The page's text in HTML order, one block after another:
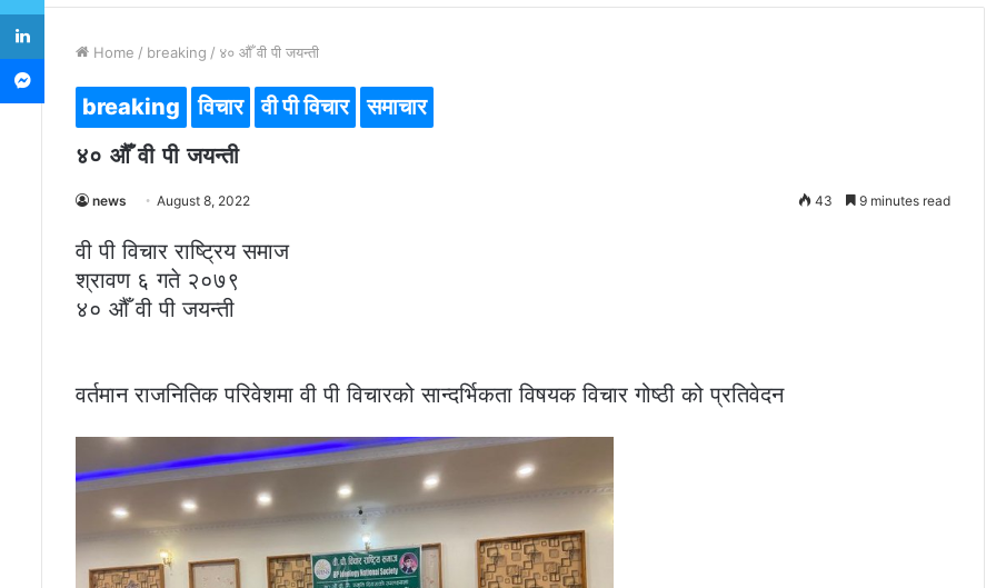
Home / breaking / ४० औँ वी पी जयन्ती
breaking विचार वी पी विचार समाचार
४० औँ वी पी जयन्ती
news August 8, 2022 43 9 minutes read
वी पी विचार राष्ट्रिय समाज
श्रावण ६ गते २०७९
४० औँ वी पी जयन्ती
वर्तमान राजनितिक परिवेशमा वी पी विचारको सान्दर्भिकता विषयक विचार गोष्ठी को प्रतिवेदन
LinkedIn
Messenger